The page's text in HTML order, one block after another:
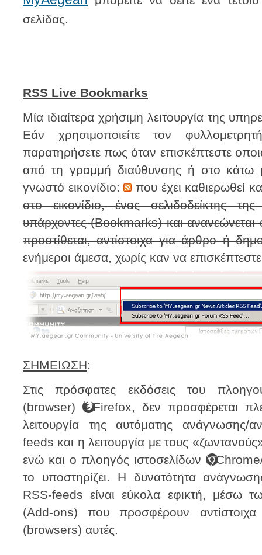
σελίδας.
RSS Live Bookmarks
Μία ιδιαίτερα χρήσιμη λειτουργία της
Εάν χρησιμοποιείτε τον
παρατηρήσετε πως όταν επισκέπτεστε
από τη γραμμή διαύθυνσης ή στο κάτω
γνωστό εικονίδιο:
που έχει καθιερωθεί
στο εικονίδιο, ένας σελιδοδείκτης
υπάρχοντες (Bookmarks) και
προστίθεται, αντίστοιχα για άρθρο ή
ενήμεροι άμεσα, χωρίς καν να
ΣΗΜΕΙΩΣΗ:
Στις πρόσφατες εκδόσεις του
(browser)
Firefox, δεν προσφέρεται
λειτουργία της αυτόματης ανάγνωσης/
feeds και η λειτουργία με τους
ενώ και ο πλοηγός ιστοσελίδων
το υποστηρίζει. Η δυνατότητα
RSS-feeds είναι εύκολα εφικτή, μέσω
(Add-ons) που προσφέρουν
(browsers) αυτές.